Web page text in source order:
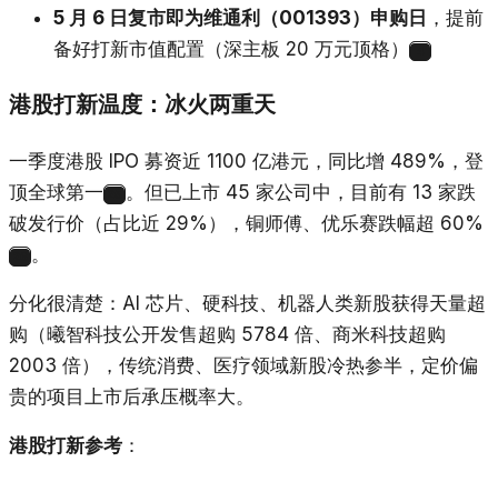
5 月 6 日复市即为维通利（001393）申购日 ，提前
备好打新市值配置（深主板 20 万元顶格）
港股打新温度：冰火两重天
一季度港股 IPO 募资近 1100 亿港元，同比增 489%，登
顶全球第一
。但已上市 45 家公司中，目前有 13 家跌
破发行价（占比近 29%），铜师傅、优乐赛跌幅超 60%
。
分化很清楚：AI 芯片、硬科技、机器人类新股获得天量超
购（曦智科技公开发售超购 5784 倍、商米科技超购
2003 倍），传统消费、医疗领域新股冷热参半，定价偏
贵的项目上市后承压概率大。
港股打新参考 ：